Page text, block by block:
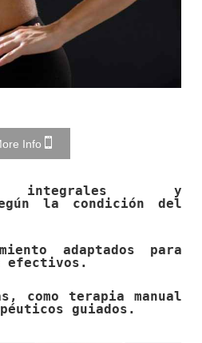
Info
integrales y
la condición del
adaptados para
efectivos.
como terapia manual
guiados.